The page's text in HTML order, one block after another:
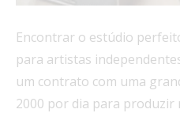
Encontrar o estúdio
para artistas
um contrato com uma
2000 por dia para produzir